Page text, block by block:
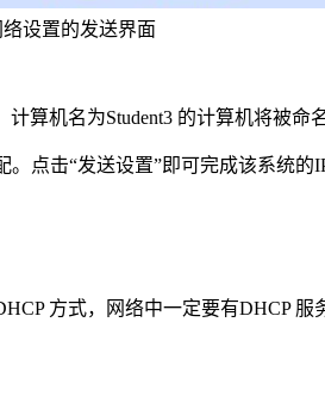
络设置的发送界面
计算机名为Student3 的计算机将被命
。点击“发送设置”即可完成该系统的
方式，网络中一定要有DHCP 服